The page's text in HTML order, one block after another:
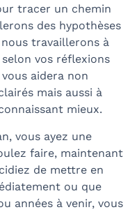
tracer un chemin
des hypothèses
travaillerons à
vos réflexions
aidera non
mais aussi à
mieux.
vous ayez une
faire, maintenant
de mettre en
ou que
années à venir, vous